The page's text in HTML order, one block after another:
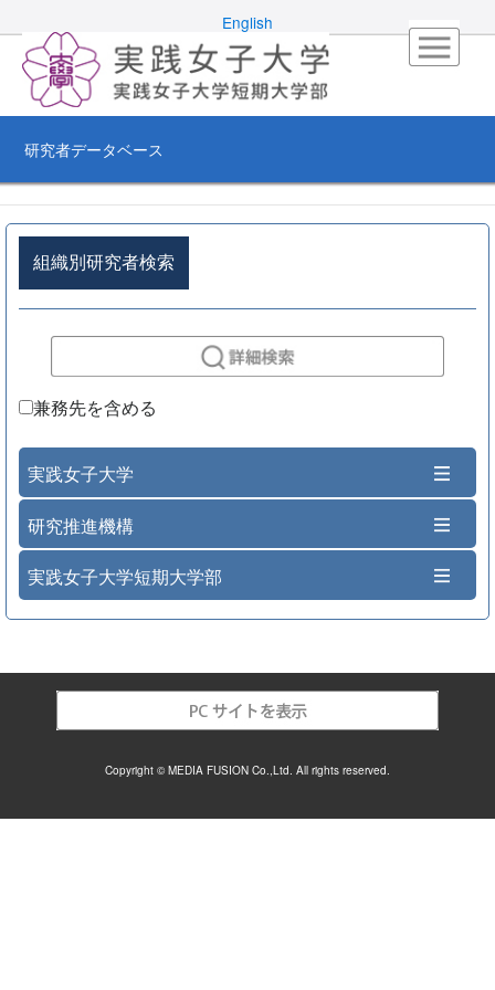
English
研究者データベース
組織別研究者検索
兼務先を含める
実践女子大学
研究推進機構
実践女子大学短期大学部
Copyright © MEDIA FUSION Co.,Ltd. All rights reserved.